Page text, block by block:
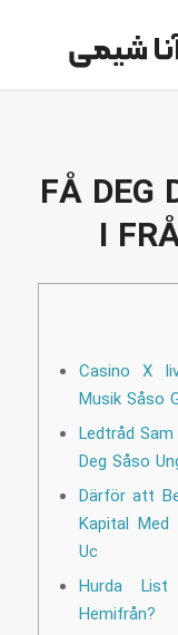
FÅ DEG
I
Casino X
Musik Såso
Ledtråd
Deg Såso
Därför att
Kapital Med
Uc
Hurda
Hemifrån?